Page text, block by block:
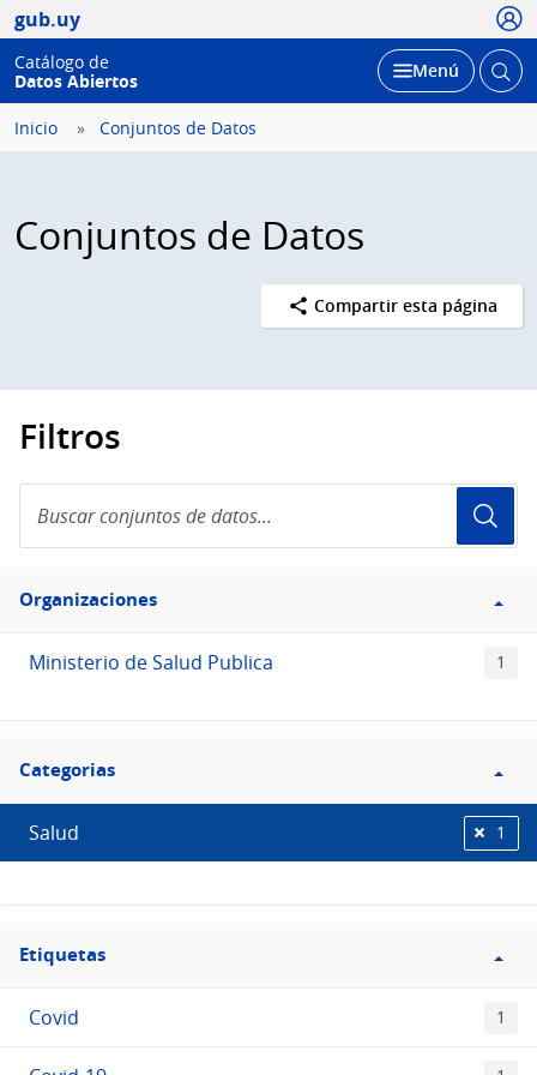
gub.uy
Catálogo de
Datos Abiertos
Desplegar
Menú Abrir
Inicio Conjuntos de Datos
Conjuntos de Datos
Compartir esta página
Filtros
conjuntos
de
Filtro
Organizaciones
Organizaciones
Ministerio de Salud Publica 1
Filtro
Categorias
Categorias
Salud 1
Filtro
Etiquetas
Etiquetas
Covid 1